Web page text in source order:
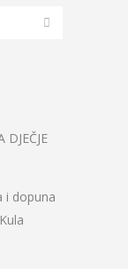
DJEČJE
i dopuna